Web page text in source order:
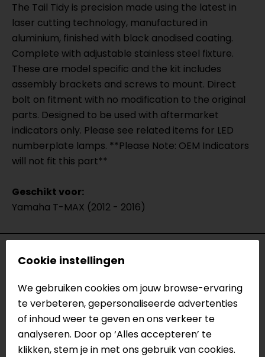
The Tail Tidy is precision made using the latest in
laser cutting technology, manufactured in
aluminium, finished with black anodised coating.
Complete with adjustable stainless steel fixture.
These are model specific and the kit includes
assembly brackets and screws to mount. Direct
bolt on fitment with no modification to the original
parts. Designed to be used with aftermarket
indicators only. Please see related items for LED
numberplate lamps. **Please Note: OEM Indicators
will not fit this part**
Geschikt voor:
Yamaha T-MAX (2012 - 2016)
Specificaties
Naam
Kentekenplaathouder Yamaha T-
MAX (2012 - 2016)
Model
YT5104/12
Merk
Barracuda
Kleur
N.v.t.
Cookie instellingen
We gebruiken cookies om jouw browse-ervaring
te verbeteren, gepersonaliseerde advertenties
of inhoud weer te geven en ons verkeer te
analyseren. Door op ‘Alles accepteren’ te
klikken, stem je in met ons gebruik van cookies.